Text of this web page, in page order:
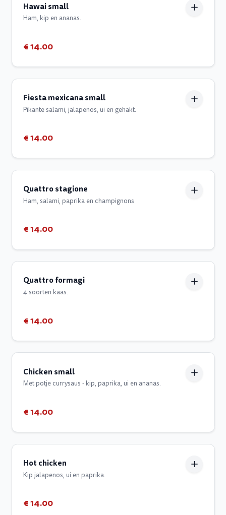
Hawai small
Ham, kip en ananas.
€ 14.00
Fiesta mexicana small
Pikante salami, jalapenos, ui en gehakt.
€ 14.00
Quattro stagione
Ham, salami, paprika en champignons
€ 14.00
Quattro formagi
4 soorten kaas.
€ 14.00
Chicken small
Met potje currysaus - kip, paprika, ui en ananas.
€ 14.00
Hot chicken
Kip jalapenos, ui en paprika.
€ 14.00